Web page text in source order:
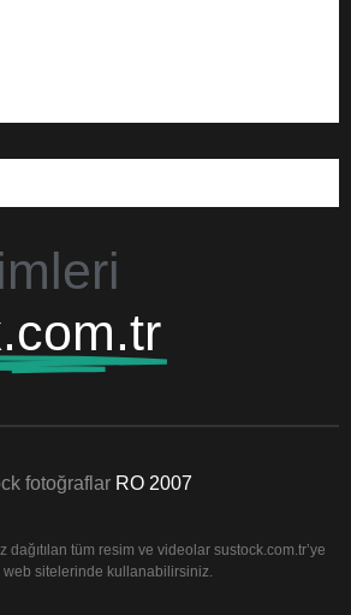
fotoğraflar RO 2007
dağıtılan tüm resim ve videolar sustock.com.tr’ye
web sitelerinde kullanabilirsiniz.